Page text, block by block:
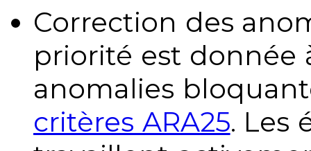
Correction des
priorité est donnée
anomalies
critères ARA25. Les